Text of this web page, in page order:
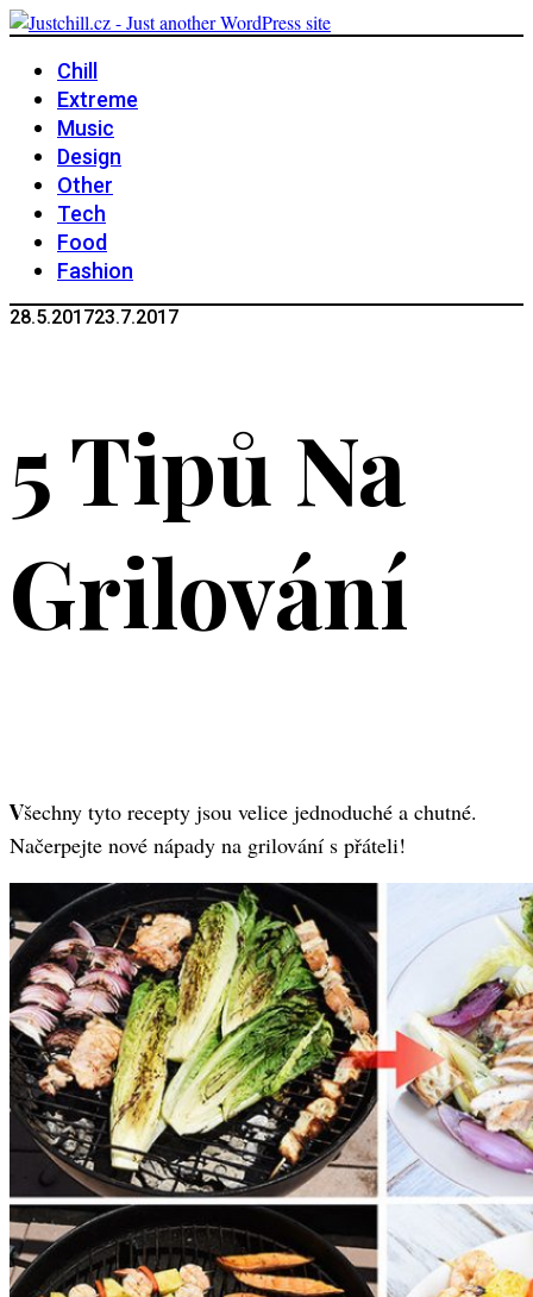
Chill
Extreme
Music
Design
Other
Tech
Food
Fashion
28.5.201723.7.2017
5 Tipů Na
Grilování
Všechny tyto recepty jsou velice jednoduché a chutné.
Načerpejte nové nápady na grilování s přáteli!